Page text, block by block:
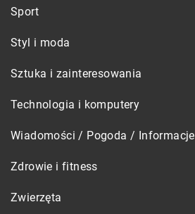
Sport
Styl i moda
Sztuka i zainteresowania
Technologia i komputery
Wiadomości / Pogoda / Informacje
Zdrowie i fitness
Zwierzęta